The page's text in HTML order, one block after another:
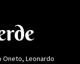
Oneto, Leonardo